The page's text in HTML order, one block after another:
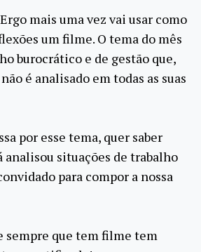
mais uma vez vai usar como
um filme. O tema do mês
burocrático e de gestão que,
é analisado em todas as suas
por esse tema, quer saber
analisou situações de trabalho
para compor a nossa
sempre que tem filme tem